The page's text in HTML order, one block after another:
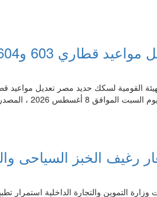
رغيف الخبز السياحى